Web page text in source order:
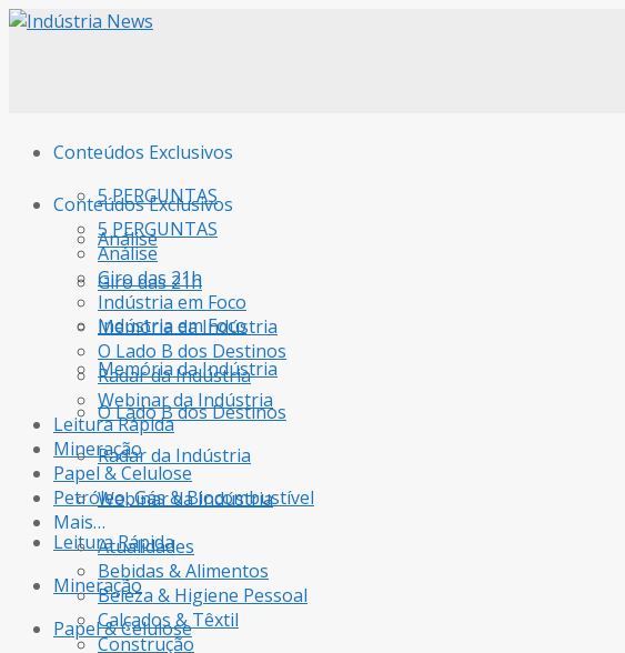
Conteúdos Exclusivos
5 PERGUNTAS
Análise
Giro das 21h
Indústria em Foco
Memória da Indústria
O Lado B dos Destinos
Radar da Indústria
Webinar da Indústria
Leitura Rápida
Mineração
Papel & Celulose
Conteúdos Exclusivos
5 PERGUNTAS
Análise
Giro das 21h
Indústria em Foco
Memória da Indústria
O Lado B dos Destinos
Radar da Indústria
Webinar da Indústria
Leitura Rápida
Mineração
Papel & Celulose
Petróleo, Gás & Biocombustível
Mais…
Atualidades
Bebidas & Alimentos
Beleza & Higiene Pessoal
Calçados & Têxtil
Construção